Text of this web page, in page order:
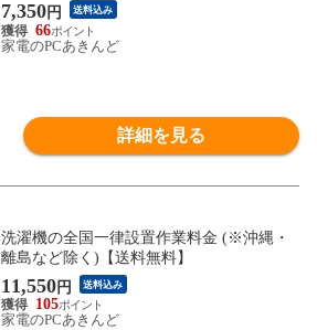
7,350円 送料込み
66
家電のPCあきんど
詳細を見る
洗濯機の全国一律設置作業料金 (※沖縄・
離島など除く)【送料無料】
11,550円 送料込み
105
家電のPCあきんど